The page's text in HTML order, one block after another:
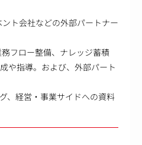
ト会社などの外部パートナー
フロー整備、ナレッジ蓄積
や指導。および、外部パート
、経営・事業サイドへの資料